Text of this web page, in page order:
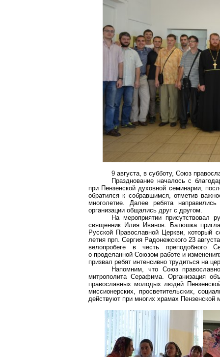
9 августа, в субботу, Союз
Празднование началось с
при Пензенской духовной семинарии,
обратился к собравшимся, отметив
многолетие. Далее ребята
организации общались друг с другом.
На мероприятии присутствовал
священник Илия Иванов. Батюшка
Русской Православной Церкви, который
летия прп. Сергия Радонежского 23
велопробеге в честь преподобного
о проделанной Союзом работе и
призвал ребят интенсивно трудиться на
Напомним, что Союз
митрополита Серафима. Организация
православных молодых людей
миссионерских, просветительских,
действуют при многих храмах Пензенской